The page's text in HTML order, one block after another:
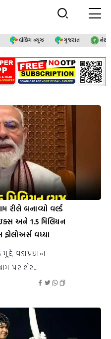
બ્રેકિંગ ન્યૂઝ ગુજરાત
રીલે બનાવ્યો વર્લ્ડ
અને 1.5 મિલિયન
વધ્યા
વડાપ્રધાન
પર શેર...